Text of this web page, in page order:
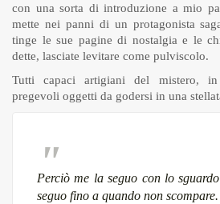
con una sorta di introduzione a mio
mette nei panni di un protagonista
tinge le sue pagine di nostalgia e le
dette, lasciate levitare come pulviscolo.
Tutti capaci artigiani del mistero,
pregevoli oggetti da godersi in una
Perciò me la seguo con lo
seguo fino a quando non scompare.